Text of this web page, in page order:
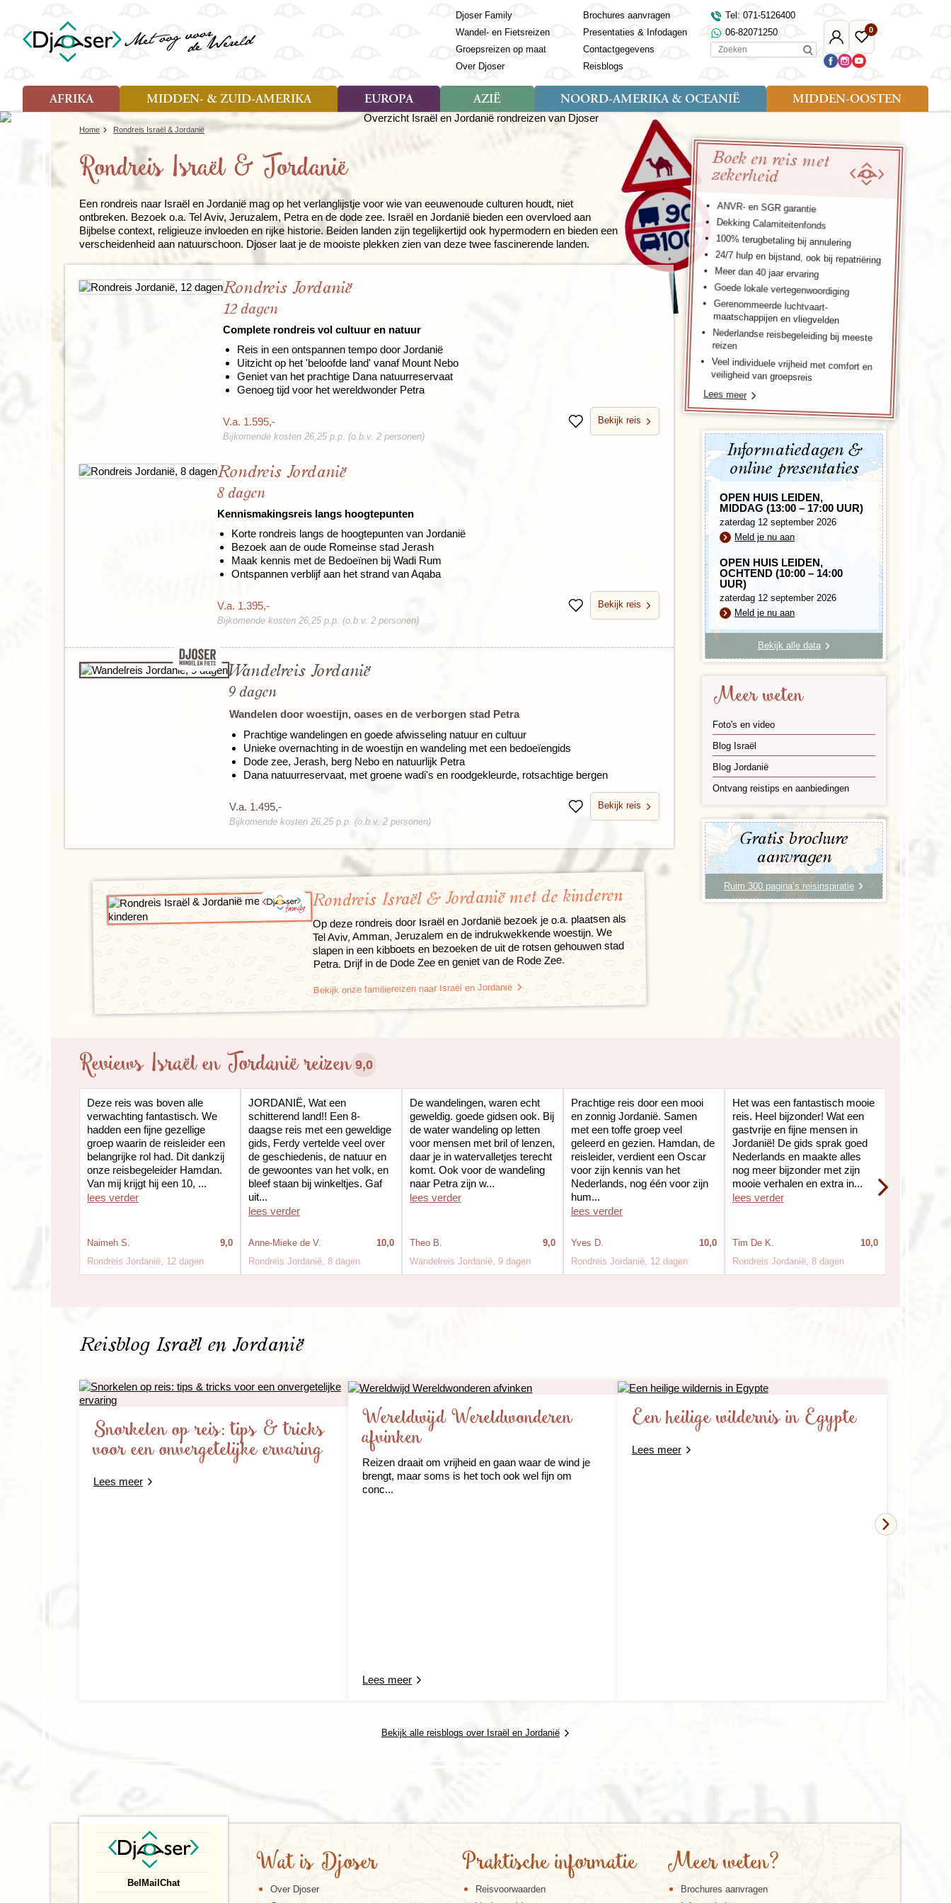
Mijn
Djoser
0
Favoriete
reizen
Djoser Family
Wandel- en Fietsreizen
Groepsreizen op maat
Over Djoser
Brochures aanvragen
Presentaties & Infodagen
Contactgegevens
Reisblogs
Tel: 071-5126400
06-82071250
Zoeken
AFRIKA
Rondreis (26)
Familiereis (10)
Fietsreis (2)
Wandelreis (1)
Landen
Benin
Botswana
Ghana
Kaapverdië
Kenia
Madagaskar
Malawi
Mauritius
Namibië
Oeganda
Sao Tomé en Principe
Swaziland
Tanzania
Togo
Zambia
Zuid-Afrika
MIDDEN- & ZUID-AMERIKA
Soort reizen
Familiereis (11)
Fietsreis (1)
Natuur (13)
Landen
Argentinië
Belize
Brazilië
Chili
Colombia
Costa Rica
Cuba
El Salvador
(Frans) Guyana
Mexico
Nicaragua
Paaseiland
Paraguay
EUROPA
Soort reizen
Cultuur (12)
Natuur (3)
Landen
Albanië
Azoren
Balkan
Baltische Staten
Bosnië en Herzegovina
Bulgarije
Georgië
Griekenland
IJsland
Ierland
Italië
Kaapverdië
Kosovo
Kroatië
Lapland
Noord-Macedonië
Noorwegen
Polen
Roemenië
Sardinië
Schotland
Servië
Spanje
Turkije
Verenigd Koninkrijk
Wales
AZIË
Soort reizen
Natuur (16)
Landen
Cambodja
Indochina
Indonesië
Japan
Maleisië
Mongolië
Nepal
Singapore
Sri Lanka
Tibet
Turkmenistan
Vietnam
Zijderoute
Zuid-Korea
NOORD-AMERIKA & OCEANIË
Soort reizen
Alaska
Australië
Canada
Nieuw-Zeeland
Verenigde Staten
MIDDEN-OOSTEN
Soort reizen
Rondreis (18)
Familiereis (9)
Fietsreis (1)
Wandelreis (3)
Cultuur (8)
Egypte
Jordanië
Turkije
Home Rondreis Israël & Jordanië
Rondreis Israël & Jordanië
Een rondreis naar Israël en Jordanië mag op het verlanglijstje voor wie van eeuwenoude culturen houdt, niet
ontbreken. Bezoek o.a. Tel Aviv, Jeruzalem, Petra en de dode zee. Israël en Jordanië bieden een overvloed aan
Bijbelse context, religieuze invloeden en rijke historie. Beiden landen zijn tegelijkertijd ook hypermodern en bieden een
verscheidenheid aan natuurschoon. Djoser laat je de mooiste plekken zien van deze twee fascinerende landen.
Rondreis Jordanië
12 dagen
Complete rondreis vol cultuur en natuur
Reis in een ontspannen tempo door Jordanië
Uitzicht op het 'beloofde land' vanaf Mount Nebo
Geniet van het prachtige Dana natuurreservaat
Genoeg tijd voor het wereldwonder Petra
V.a. 1.595,- BewarenBekijk reis
Bijkomende kosten 26,25 p.p. (o.b.v. 2 personen)
Rondreis Jordanië
8 dagen
Kennismakingsreis langs hoogtepunten
Korte rondreis langs de hoogtepunten van Jordanië
Bezoek aan de oude Romeinse stad Jerash
Maak kennis met de Bedoeïnen bij Wadi Rum
Ontspannen verblijf aan het strand van Aqaba
V.a. 1.395,- BewarenBekijk reis
Bijkomende kosten 26,25 p.p. (o.b.v. 2 personen)
Wandelreis Jordanië
9 dagen
Wandelen door woestijn, oases en de verborgen stad Petra
Prachtige wandelingen en goede afwisseling natuur en cultuur
Unieke overnachting in de woestijn en wandeling met een bedoeïengids
Dode zee, Jerash, berg Nebo en natuurlijk Petra
Dana natuurreservaat, met groene wadi's en roodgekleurde, rotsachtige bergen
V.a. 1.495,- BewarenBekijk reis
Bijkomende kosten 26,25 p.p. (o.b.v. 2 personen)
Rondreis Israël & Jordanië met de kinderen
Op deze rondreis door Israël en Jordanië bezoek je o.a. plaatsen als
Tel Aviv, Amman, Jeruzalem en de indrukwekkende woestijn. We
slapen in een kibboets en bezoeken de uit de rotsen gehouwen stad
Petra. Drijf in de Dode Zee en geniet van de Rode Zee.
Bekijk onze familiereizen naar Israël en Jordanië
Reviews Israël en Jordanië reizen 9,0
Deze reis was boven alle
verwachting fantastisch. We
hadden een fijne gezellige
groep waarin de reisleider een
belangrijke rol had. Dit dankzij
onze reisbegeleider Hamdan.
Van mij krijgt hij een 10, ...
lees verder
Naimeh S.
9,0
Rondreis Jordanië, 12 dagen
JORDANIË, Wat een
schitterend land!! Een 8-
daagse reis met een geweldige
gids, Ferdy vertelde veel over
de geschiedenis, de natuur en
de gewoontes van het volk, en
bleef staan bij winkeltjes. Gaf
uit...
lees verder
Anne-Mieke de V.
10,0
Rondreis Jordanië, 8 dagen
De wandelingen, waren echt
geweldig. goede gidsen ook. Bij
de water wandeling op letten
voor mensen met bril of lenzen,
daar je in watervalletjes terecht
komt. Ook voor de wandeling
naar Petra zijn w...
lees verder
Theo B.
9,0
Wandelreis Jordanië, 9 dagen
Prachtige reis door een mooi
en zonnig Jordanië. Samen
met een toffe groep veel
geleerd en gezien. Hamdan, de
reisleider, verdient een Oscar
voor zijn kennis van het
Nederlands, nog één voor zijn
hum...
lees verder
Yves D.
10,0
Rondreis Jordanië, 12 dagen
Het was een fantastisch mooie
reis. Heel bijzonder! Wat een
gastvrije en fijne mensen in
Jordanië! De gids sprak goed
Nederlands en maakte alles
nog meer bijzonder met zijn
mooie verhalen en extra in...
lees verder
Tim De K.
10,0
Rondreis Jordanië, 8 dagen
Boek en reis met
zekerheid
ANVR- en SGR garantie
Dekking Calamiteitenfonds
100% terugbetaling bij annulering
24/7 hulp en bijstand, ook bij repatriëring
Meer dan 40 jaar ervaring
Goede lokale vertegenwoordiging
Gerenommeerde luchtvaart-
maatschappijen en vliegvelden
Nederlandse reisbegeleiding bij meeste
reizen
Veel individuele vrijheid met comfort en
veiligheid van groepsreis
Lees meer
Informatiedagen &
online presentaties
OPEN HUIS LEIDEN,
MIDDAG (13:00 – 17:00 UUR)
zaterdag 12 september 2026
Meld je nu aan
OPEN HUIS LEIDEN,
OCHTEND (10:00 – 14:00
UUR)
zaterdag 12 september 2026
Meld je nu aan
Bekijk alle data
Meer weten
Foto's en video
Blog Israël
Blog Jordanië
Ontvang reistips en aanbiedingen
Gratis brochure
aanvragen
Ruim 300 pagina’s reisinspiratie
Reisblog Israël en Jordanië
Snorkelen op reis: tips & tricks
voor een onvergetelijke ervaring
Lees meer
Wereldwijd Wereldwonderen
afvinken
Reizen draait om vrijheid en gaan waar de wind je
brengt, maar soms is het toch ook wel fijn om
conc...
Lees meer
Een heilige wildernis in Egypte
Lees meer
Bekijk alle reisblogs over Israël en Jordanië
Bel Mail Chat
Wat is Djoser
Over Djoser
Praktische informatie
Reisvoorwaarden
Meer weten?
Brochures aanvragen